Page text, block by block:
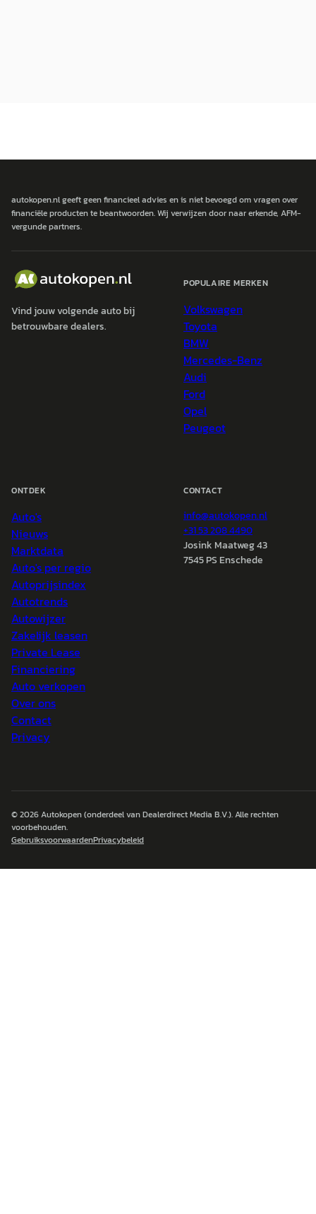
autokopen.nl geeft geen financieel advies en is niet bevoegd om vragen over
financiële producten te beantwoorden. Wij verwijzen door naar erkende, AFM-
vergunde partners.
Vind jouw volgende auto bij
betrouwbare dealers.
POPULAIRE MERKEN
Volkswagen
Toyota
BMW
Mercedes-Benz
Audi
Ford
Opel
Peugeot
ONTDEK
Auto's
Nieuws
Marktdata
Auto's per regio
Autoprijsindex
Autotrends
Autowijzer
Zakelijk leasen
Private Lease
Financiering
Auto verkopen
Over ons
Contact
Privacy
CONTACT
info@autokopen.nl
+31 53 208 4490
Josink Maatweg 43
7545 PS Enschede
© 2026Autokopen(onderdeel van Dealerdirect Media B.V.). Alle rechten
voorbehouden.
GebruiksvoorwaardenPrivacybeleid